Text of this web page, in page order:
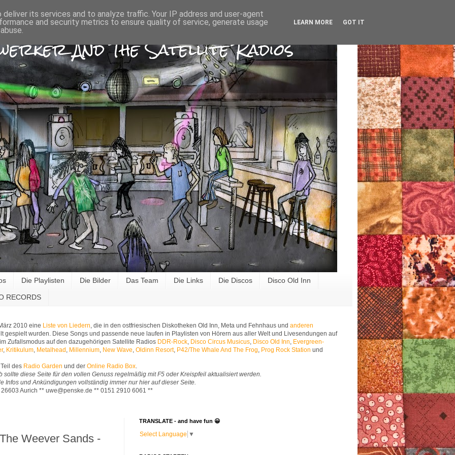
And The Satellite Radios
Die Playlisten Die Bilder Das Team Die Links Die Discos Disco Old Inn
RECORDS
2010 eine Liste von Liedern , die in den ostfriesischen Diskotheken Old Inn, Meta und Fehnhaus und anderen
gespielt wurden. Diese Songs und passende neue laufen in Playlisten von Hörern aus aller Welt und Livesendungen auf
Zufallsmodus auf den dazugehörigen Satellite Radios DDR-Rock Disco Circus Musicus Disco Old Inn Evergreen-
, Kritikulum Metalhead Millennium New Wave Oldinn Resort, P42/The Whale And The Frog Prog Rock Station und
des Radio Garden und der Online Radio Box
diese Seite für den vollen Genuss regelmäßig mit F5 oder Kreispfeil aktualisiert werden.
Infos und Ankündigungen vollständig immer nur hier auf dieser Seite.
Aurich ** uwe@penske.de ** 0151 2910 6061 **
Weever Sands -
TRANSLATE - and have fun 😀
Select Language ▼
its services and to analyze traffic. Your IP address and user-agent
and security metrics to ensure quality of service, generate usage
LEARN MORE GOT IT